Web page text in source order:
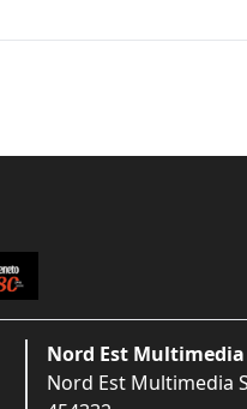
Nord Est Multimedia
Nord Est Multimedia